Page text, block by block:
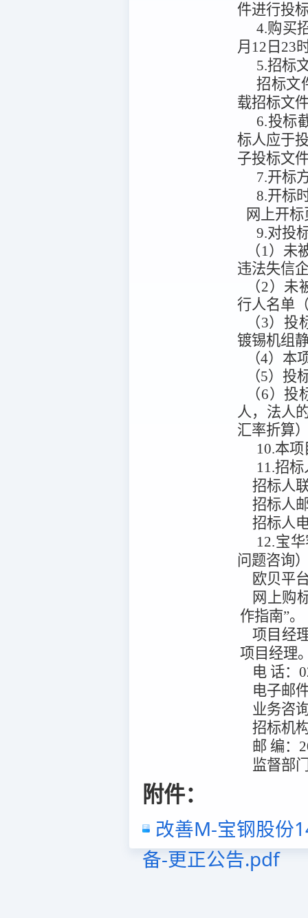
件进行投
4.购买
月12日23
5.招标
招标文
载招标文
6.投标
标人应于
子投标文
7.开标
8.开标
网上开
9.对投
（1）
违法失信
（2）
行人名单
（3）
镀锡机组
（4）本
（5）
（6）
人，法人
汇率折算
10.本项
11.招
招标人
招标人
招标人
12.宝
问题咨询
欧贝平
网上购
作指南”。
项目经
项目经理
电 话：
电子邮
业务咨
招标机
邮 编：
监督部
附件：
改善M-宝钢股份
备-更正公告.pdf